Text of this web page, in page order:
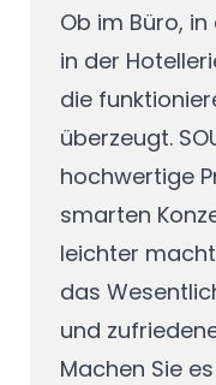
Ob im Büro,
in der
die
überzeugt.
hochwertige
smarten
leichter
das
und
Machen Sie